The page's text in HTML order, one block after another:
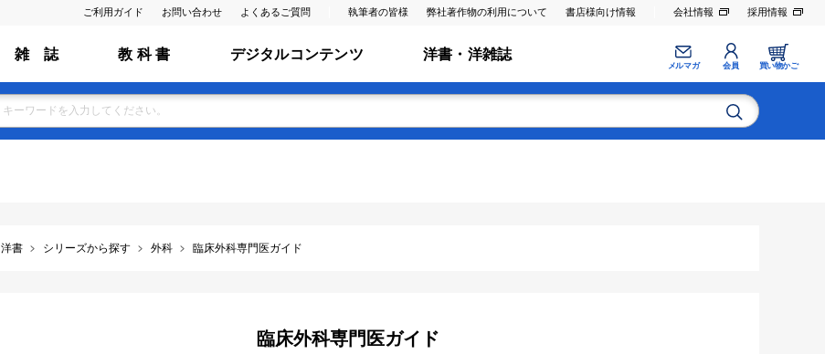
ご利用ガイド お問い合わせ よくあるご質問 執筆者の皆様 弊社著作物の利用について 書店様向け情報 会社情報 採用情報
雑 誌 教 科 書 デジタルコンテンツ 洋書・洋雑誌
メルマガ 会員 買い物かご
洋書 シリーズから探す 外科 臨床外科専門医ガイド
臨床外科専門医ガイド